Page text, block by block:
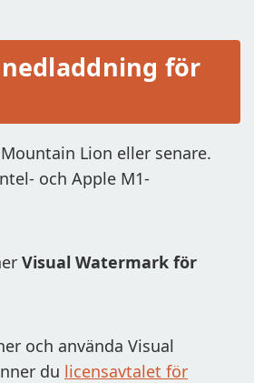
för
Lion eller senare.
och Apple M1-
Visual Watermark för
och använda Visual
du licensavtalet för